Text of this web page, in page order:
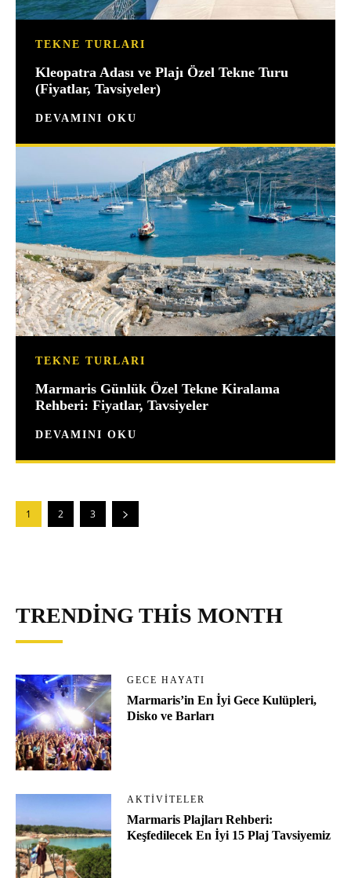
TEKNE TURLARI
Kleopatra Adası ve Plajı Özel Tekne Turu
(Fiyatlar, Tavsiyeler)
DEVAMINI OKU
TEKNE TURLARI
Marmaris Günlük Özel Tekne Kiralama
Rehberi: Fiyatlar, Tavsiyeler
DEVAMINI OKU
1 2 3
TRENDING THIS MONTH
GECE HAYATI
Marmaris’in En İyi Gece Kulüpleri,
Disko ve Barları
AKTIVITELER
Marmaris Plajları Rehberi:
Keşfedilecek En İyi 15 Plaj Tavsiyemiz